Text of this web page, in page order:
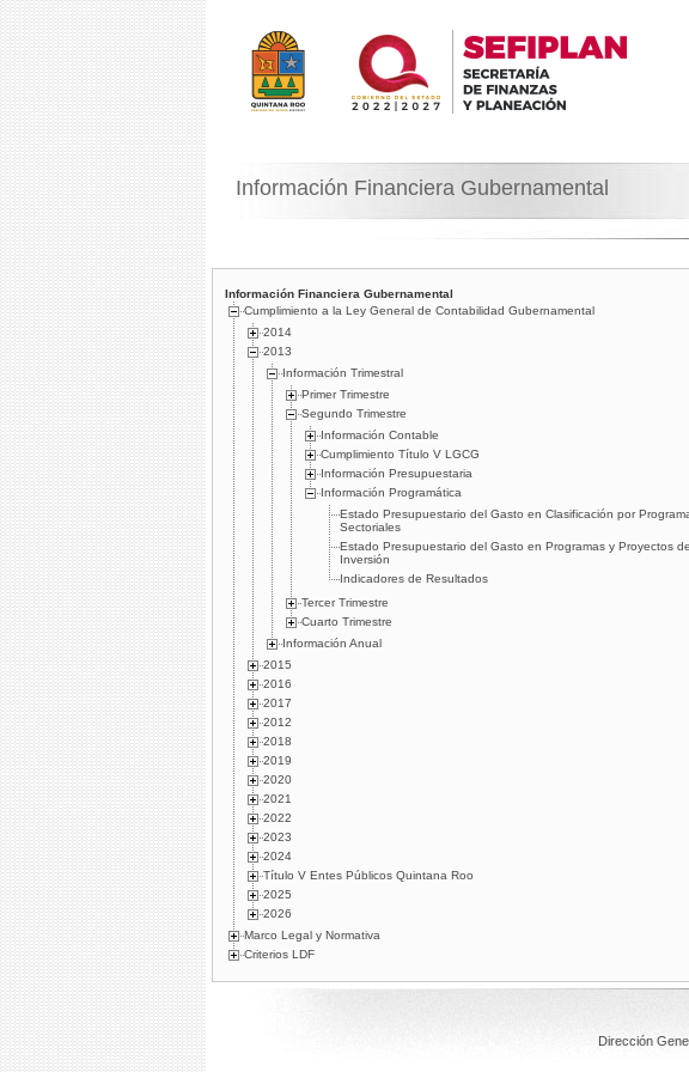
Información Financiera Gubernamental
Información Financiera Gubernamental
Cumplimiento a la Ley General de Contabilidad Gubernamental
2014
2013
Información Trimestral
Primer Trimestre
Segundo Trimestre
Información Contable
Cumplimiento Tí­tulo V LGCG
Información Presupuestaria
Información Programática
Estado Presupuestario del Gasto en Clasificación por
Sectoriales
Estado Presupuestario del Gasto en Programas y Proyectos de
Inversión
Indicadores de Resultados
Tercer Trimestre
Cuarto Trimestre
Información Anual
2015
2016
2017
2012
2018
2019
2020
2021
2022
2023
2024
Título V Entes Públicos Quintana Roo
2025
2026
Marco Legal y Normativa
Criterios LDF
Dirección